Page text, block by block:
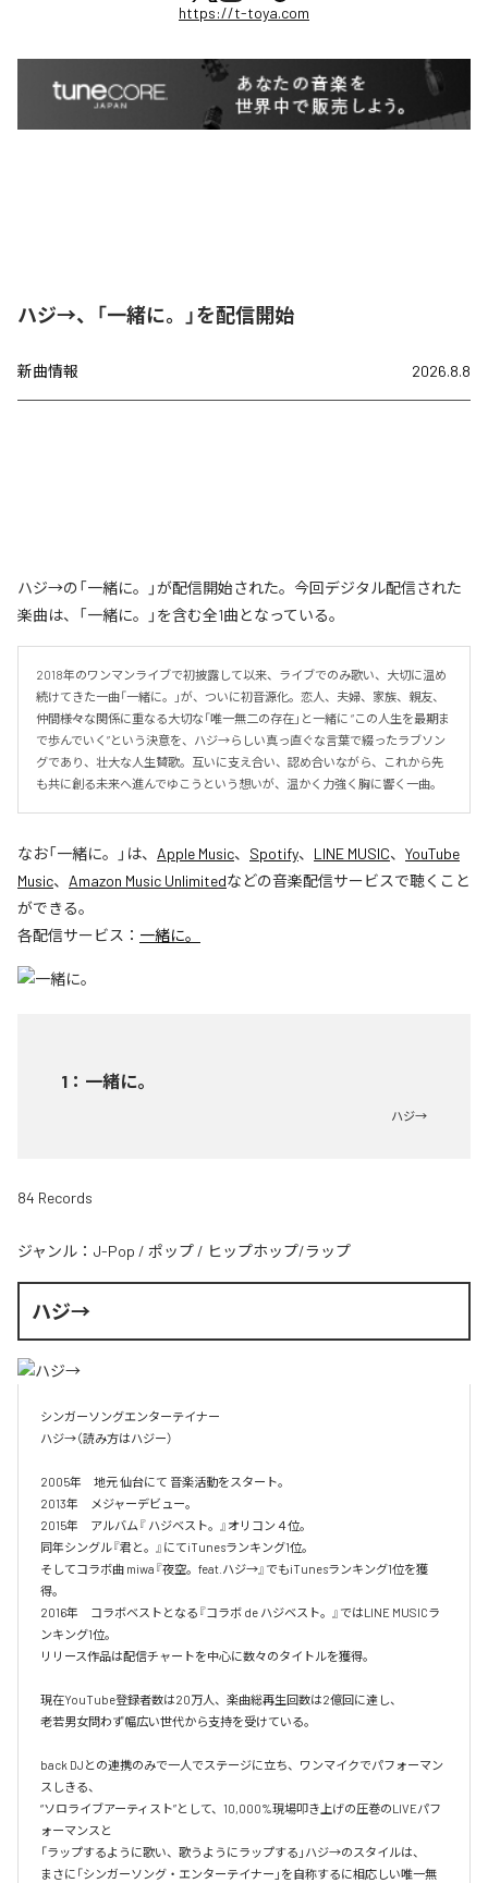
https://t-toya.com
ハジ→、「一緒に。」を配信開始
新曲情報 2026.8.8
ハジ→の「一緒に。」が配信開始された。今回デジタル配信された
楽曲は、「一緒に。」を含む全1曲となっている。
2018年のワンマンライブで初披露して以来、ライブでのみ歌い、大切に温め
続けてきた一曲「一緒に。」が、ついに初音源化。恋人、夫婦、家族、親友、
仲間――様々な関係に重なる大切な「唯一無二の存在」と一緒に “この人生を最期ま
で歩んでいく”という決意を、ハジ→らしい真っ直ぐな言葉で綴ったラブソン
グであり、壮大な人生賛歌。互いに支え合い、認め合いながら、これから先
も共に創る未来へ進んでゆこうという想いが、温かく力強く胸に響く一曲。
なお「一緒に。 」は、 Apple Music、 Spotify、 LINE MUSIC、 YouTube
Music、 Amazon Music Unlimitedなどの音楽配信サービスで聴くこと
ができる。
各配信サービス： 一緒に。
1 ： 一緒に。
ハジ→
84 Records
ジャンル： J-Pop / ポップ / ヒップホップ/ラップ
ハジ→
シンガーソングエンターテイナー
ハジ→（読み方はハジー）
2005年　地元 仙台にて 音楽活動をスタート。
2013年　メジャーデビュー。
2015年　アルバム『 ハジベスト。』オリコン４位。
同年シングル『君と。』にてiTunesランキング1位。
そしてコラボ曲 miwa『夜空。feat.ハジ→』でもiTunesランキング1位を獲
得。
2016年　コラボベストとなる『コラボ de ハジベスト。』ではLINE MUSICラ
ンキング1位。
リリース作品は配信チャートを中心に数々のタイトルを獲得。
現在YouTube登録者数は20万人、楽曲総再生回数は2億回に達し、
老若男女問わず幅広い世代から支持を受けている。
back DJとの連携のみで一人でステージに立ち、ワンマイクでパフォーマン
スしきる、
“ソロライブアーティスト”として、10,000%現場叩き上げの圧巻のLIVEパフ
ォーマンスと
「ラップするように歌い、歌うようにラップする」ハジ→のスタイルは、
まさに「シンガーソング・エンターテイナー」を自称するに相応しい唯一無